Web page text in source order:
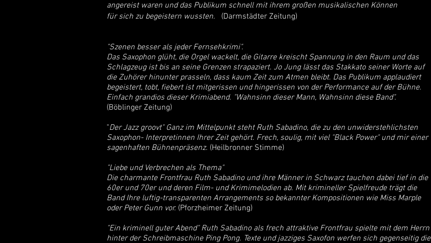
angereist waren und das Publikum schnell mit ihrem großen musikalischen Können
für sich zu begeistern wussten. (Darmstädter Zeitung)
"Szenen besser als jeder Fernsehkrimi".
Das Saxophon glüht, die Orgel wackelt, die Gitarre kreischt Spannung in den Raum und das
Schlagzeug ist bis an seine Grenzen strapaziert. Jo Jung lässt das Stakkato seiner Worte auf
die Zuhörer hinunter prasseln, dass kaum Zeit zum Atmen bleibt. Das Publikum applaudiert
begeistert, tobt, fiebert ist mitgerissen und hingerissen von der Performance auf der Bühne.
Einfach grandios dieser Krimiabend. "Wahnsinn dieser Mann, Wahnsinn diese Band".
(Böblinger Zeitung)
"Der Jazz groovt" Ganz im Mittelpunkt steht Ruth Sabadino, die zu den unwiderstehlichsten
Saxophon- Interpretinnen Ihrer Zeit gehört. Frech, soulig, mit viel "Black Power" und mir einer
sagenhaften Bühnenpräsenz. (Heilbronner Stimme)
"Liebe und Verbrechen als Thema"
Die charmante Frontfrau Ruth Sabadino und ihre Männer in Schwarz tauchen dabei tief in die
60er und 70er und deren Film- und Krimimelodien ab. Mit krimineller Spielfreude trägt die
Band Ihre luftig-transparenten Arrangements so bekannter Kompositionen wie Miss Marple
oder Peter Gunn vor. (Pforzheimer Zeitung)
"Ein kriminell guter Abend"Ruth Sabadino als frech attraktive Frontfrau spielte mit dem Herrn
hinter der Schreibmaschine Ping Pong. Texte und jazziges Saxofon werfen sich gegenseitig die